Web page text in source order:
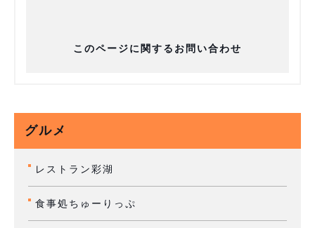
このページに関するお問い合わせ
グルメ
レストラン彩湖
食事処ちゅーりっぷ